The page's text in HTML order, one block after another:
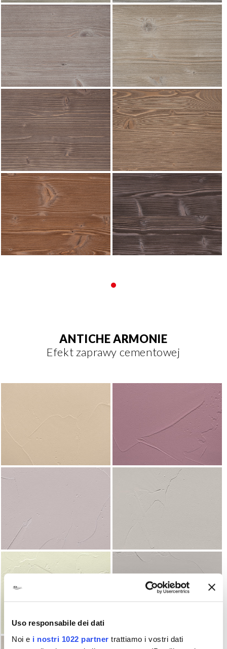
Uso responsabile dei dati
Noi e i nostri 1022 partner trattiamo i vostri dati
ANTICHE ARMONIE
Efekt zaprawy cementowej